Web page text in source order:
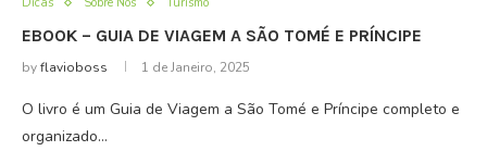
EBOOK – GUIA DE VIAGEM A SÃO TOMÉ E PRÍNCIPE
byflavioboss 1 de Janeiro, 2025
O livro é um Guia de Viagem a São Tomé e Príncipe completo e
organizado…